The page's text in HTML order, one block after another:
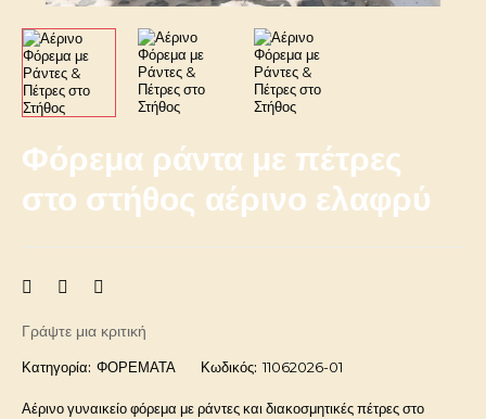
Φόρεμα ράντα με πέτρες
στο στήθος αέρινο ελαφρύ
Γράψτε μια κριτική
Κατηγορία: ΦΟΡΕΜΑΤΑ Κωδικός: 11062026-01
Αέρινο γυναικείο φόρεμα με ράντες και διακοσμητικές πέτρες στο